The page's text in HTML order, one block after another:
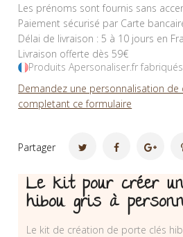
Les prénoms sont fournis sans
Paiement sécurisé par Carte
Délai de livraison : 5 à 10 jours en
Livraison offerte dès 59€
Produits Apersonaliser.fr
Demandez une personnalisation de
completant ce formulaire
Partager
Le kit pour créer
hibou gris à
Le kit de création de porte clés